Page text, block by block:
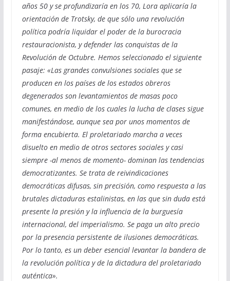
años 50 y se profundizaría en los 70, Lora aplicaría la
orientación de Trotsky, de que sólo una revolución
política podría liquidar el poder de la burocracia
restauracionista, y defender las conquistas de la
Revolución de Octubre. Hemos seleccionado el siguiente
pasaje: «Las grandes convulsiones sociales que se
producen en los países de los estados obreros
degenerados son levantamientos de masas poco
comunes, en medio de los cuales la lucha de clases sigue
manifestándose, aunque sea por unos momentos de
forma encubierta. El proletariado marcha a veces
disuelto en medio de otros sectores sociales y casi
siempre -al menos de momento- dominan las tendencias
democratizantes. Se trata de reivindicaciones
democráticas difusas, sin precisión, como respuesta a las
brutales dictaduras estalinistas, en las que sin duda está
presente la presión y la influencia de la burguesía
internacional, del imperialismo. Se paga un alto precio
por la presencia persistente de ilusiones democráticas.
Por lo tanto, es un deber esencial levantar la bandera de
la revolución política y de la dictadura del proletariado
auténtica».